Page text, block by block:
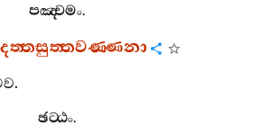
පඤ‍්චමං.
.
ඡට‍්ඨං.